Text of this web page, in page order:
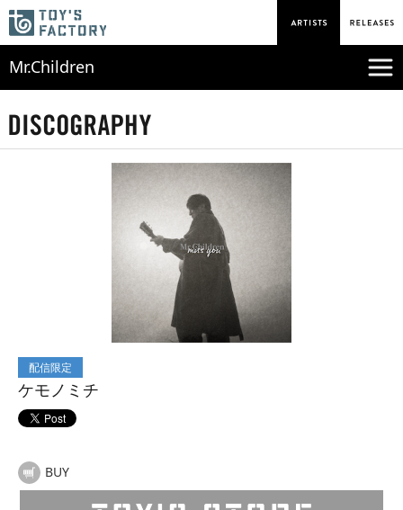
Mr.Children
配信限定
ケモノミチ
BUY